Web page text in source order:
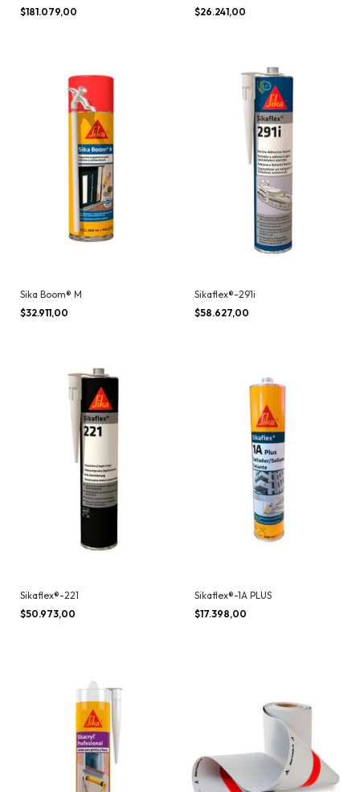
$181.079,00
$26.241,00
Sika Boom® M
$32.911,00
Sikaflex®-291i
$58.627,00
Sikaflex®-221
$50.973,00
Sikaflex®-1A PLUS
$17.398,00